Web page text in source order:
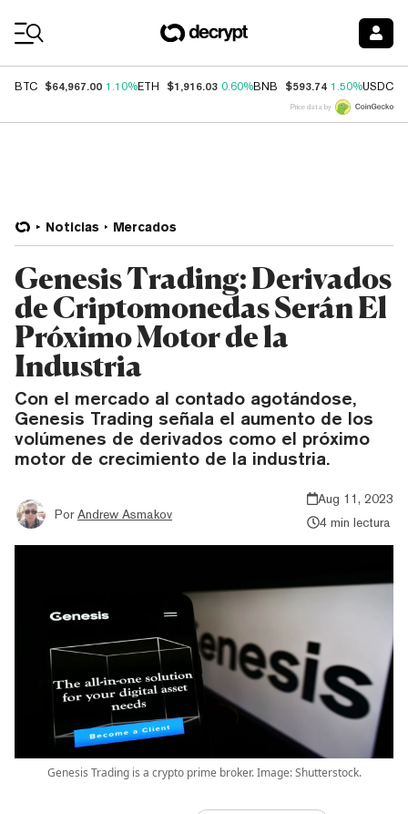
BTC $64,967.00 1.10%ETH $1,916.03 0.60%BNB $593.74 1.50%USDC
Price data by
Noticias Mercados
Genesis Trading: Derivados
de Criptomonedas Serán El
Próximo Motor de la
Industria
Con el mercado al contado agotándose,
Genesis Trading señala el aumento de los
volúmenes de derivados como el próximo
motor de crecimiento de la industria.
Por Andrew Asmakov
Aug 11, 2023
4 min lectura
Genesis Trading is a crypto prime broker. Image: Shutterstock.